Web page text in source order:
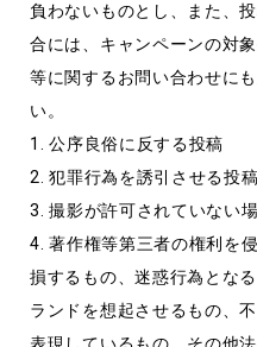
負わないものとし、また、
合には、キャンペーンの対
等に関するお問い合わせに
い。
1. 公序良俗に反する投稿
2. 犯罪行為を誘引させる投稿
3. 撮影が許可されていない
4. 著作権等第三者の権利を
損するもの、迷惑行為とな
ランドを想起させるもの、